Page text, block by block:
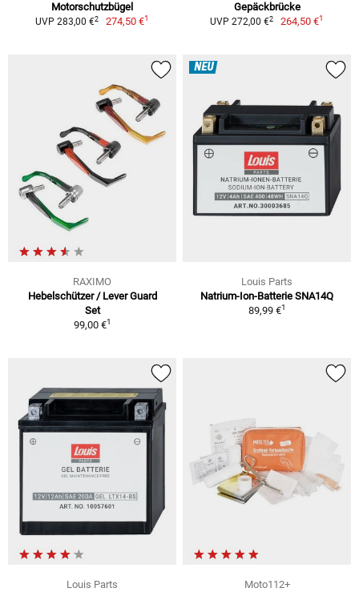
Motorschutzbügel
UVP 283,00 €2 274,50 €1
Gepäckbrücke
UVP 272,00 €2 264,50 €1
RAXIMO
Hebelschützer / Lever Guard
Set
99,00 €1
NEU
Louis Parts
Natrium-Ion-Batterie SNA14Q
89,99 €1
Louis Parts
Moto112+